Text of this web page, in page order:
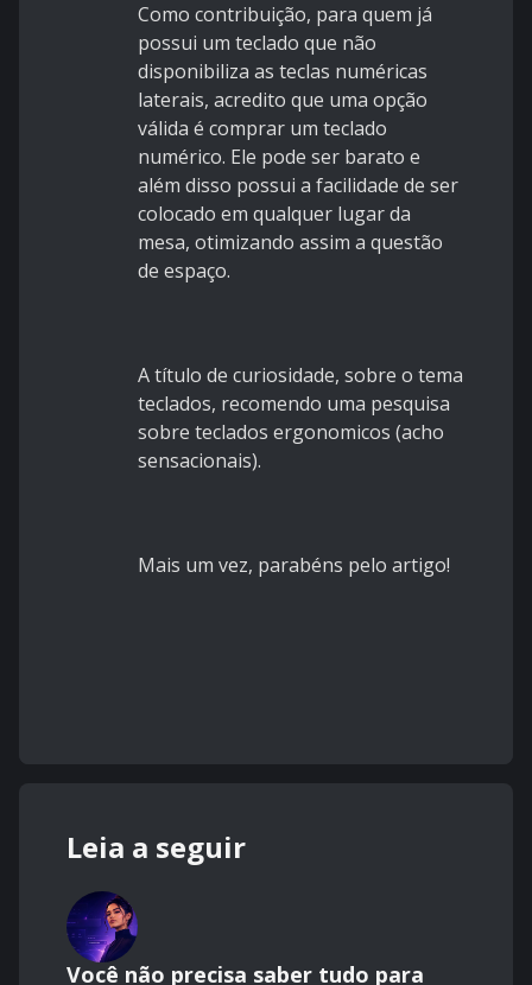
Como contribuição, para quem já
possui um teclado que não
disponibiliza as teclas numéricas
laterais, acredito que uma opção
válida é comprar um teclado
numérico. Ele pode ser barato e
além disso possui a facilidade de ser
colocado em qualquer lugar da
mesa, otimizando assim a questão
de espaço.
A título de curiosidade, sobre o tema
teclados, recomendo uma pesquisa
sobre teclados ergonomicos (acho
sensacionais).
Mais um vez, parabéns pelo artigo!
Leia a seguir
Você não precisa saber tudo para